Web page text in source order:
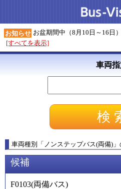
お知らせ お盆期間中（8月10日～16日
[すべてを表示]
車両
車両種別 「 ノンステップバス(両備) 」
候補
F0103(両備バス)